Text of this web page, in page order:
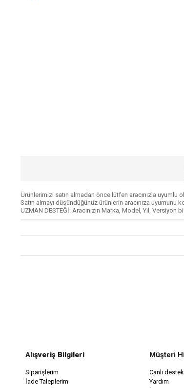
Ürünlerimizi satın almadan önce lütfen aracınızla uyumlu
Satın almayı düşündüğünüz ürünlerin aracınıza
UZMAN DESTEĞİ: Aracınızın Marka, Model, Yıl, Versiyon
Alışveriş Bilgileri
Siparişlerim
İade Taleplerim
Müşteri
Canlı destek
Yardım